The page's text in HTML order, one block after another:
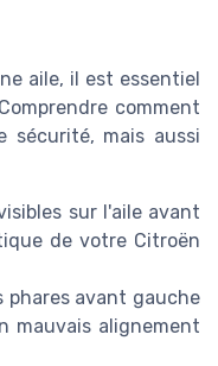
aile, il est essentiel
comment
sécurité, mais aussi
sur l'aile avant
de votre Citroën
phares avant gauche
mauvais alignement